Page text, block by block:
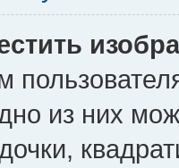
из них